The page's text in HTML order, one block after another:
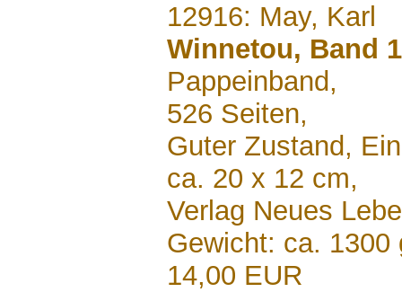
12916: May, Karl
Winnetou, Band
Pappeinband,
526 Seiten,
Guter Zustand,
ca. 20 x 12 cm,
Verlag Neues
Gewicht: ca. 1300
14,00 EUR